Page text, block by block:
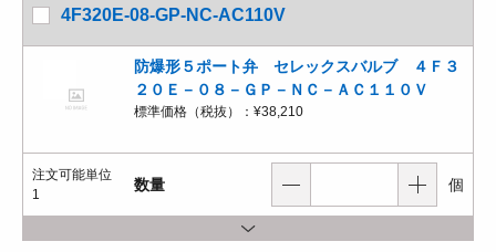
4F320E-08-GP-NC-AC110V
防爆形５ポート弁 セレックスバルブ ４Ｆ３
２０Ｅ－０８－ＧＰ－ＮＣ－ＡＣ１１０Ｖ
標準価格（税抜）： ¥38,210
注文可能単位
1
数量 個